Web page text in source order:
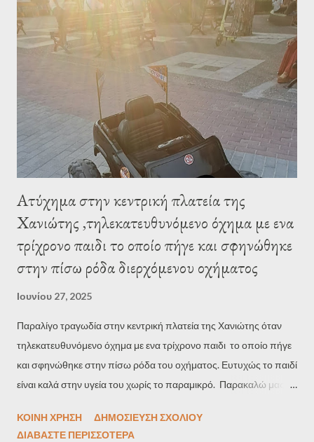
βαθιά σύνδεσή του με τη χριστιανική πνευματικότητα. Ο ίδιος,
όπως αναφέρουν μαρτυρίες από τη Μονή, εξέφρασε έντονη
συγκίνηση κατά την παραμονή του στον ιερό τόπο, δηλώνοντας
χαρακτηριστικά: «Δεν έχω νιώσει ποτέ τόσο ισχυρή σύνδεση με
τον Θεό πουθενά όσο εδώ». Σε πρόσφατη συνέντευξή του στο
podcast The Joe Rogan Experience, ο Γκίμπσον μίλησε ανοιχτά
για τις δυσκολίες που αντιμετωπίζει η χριστιανική πίστη στη
βιομ...
Ατύχημα στην κεντρική πλατεία της
Χανιώτης ,τηλεκατευθυνόμενο όχημα με ενα
τρίχρονο παιδι το οποίο πήγε και σφηνώθηκε
στην πίσω ρόδα διερχόμενου οχήματος
Ιουνίου 27, 2025
Παραλίγο τραγωδία στην κεντρική πλατεία της Χανιώτης όταν
τηλεκατευθυνόμενο όχημα με ενα τρίχρονο παιδι το οποίο πήγε
και σφηνώθηκε στην πίσω ρόδα του οχήματος. Ευτυχώς το παιδί
είναι καλά στην υγεία του χωρίς το παραμικρό. Παρακαλώ μας
Κολοκυθάς το συμβάν. Ένα τροχαίο ατύχημα στην κεντρική
ΚΟΙΝΉ ΧΡΉΣΗ
ΔΗΜΟΣΊΕΥΣΗ ΣΧΟΛΊΟΥ
ΔΙΑΒΆΣΤΕ ΠΕΡΙΣΣΌΤΕΡΑ